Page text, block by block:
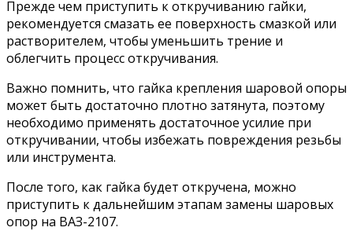
Прежде чем приступить к откручиванию гайки,
рекомендуется смазать ее поверхность смазкой или
растворителем, чтобы уменьшить трение и
облегчить процесс откручивания.
Важно помнить, что гайка крепления шаровой опоры
может быть достаточно плотно затянута, поэтому
необходимо применять достаточное усилие при
откручивании, чтобы избежать повреждения резьбы
или инструмента.
После того, как гайка будет откручена, можно
приступить к дальнейшим этапам замены шаровых
опор на ВАЗ-2107.